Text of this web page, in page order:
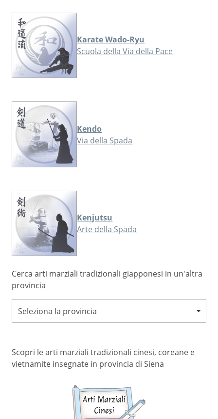
Karate Wado-Ryu
Scuola della Via della Pace
Kendo
Via della Spada
Kenjutsu
Arte della Spada
Cerca arti marziali tradizionali giapponesi in un'altra
provincia
Seleziona la provincia
Scopri le arti marziali tradizionali cinesi, coreane e
vietnamite insegnate in provincia di Siena
marziali